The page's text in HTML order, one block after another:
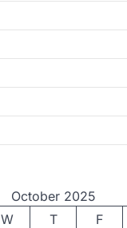
October 2025
W T F